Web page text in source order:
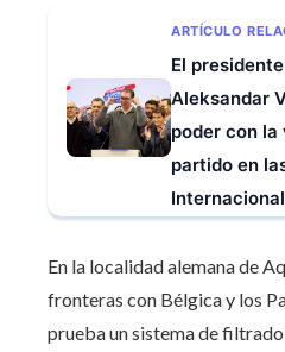
ARTÍCULO
El
Aleksandar
poder con
partido en
Internacional
En la localidad alemana de
fronteras con Bélgica y los
prueba un sistema de